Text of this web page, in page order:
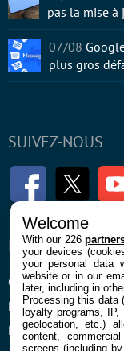
SUIVEZ-NOUS
Facebook
ENTREPRISE
Confidentialité et
Mentions légales et
Préférences Cookies
pas la mise à
07/08
plus gros
Welcome
With our 226
your devices
your personal data
website or in our
later, including in
Processing this data
loyalty programs,
geolocation, etc.)
content,
screens (including